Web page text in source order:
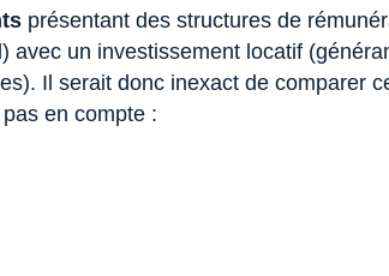
présentant des structures de
un investissement locatif
Il serait donc inexact de comparer
en compte :